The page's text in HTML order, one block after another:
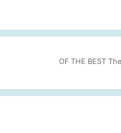
OF THE BEST